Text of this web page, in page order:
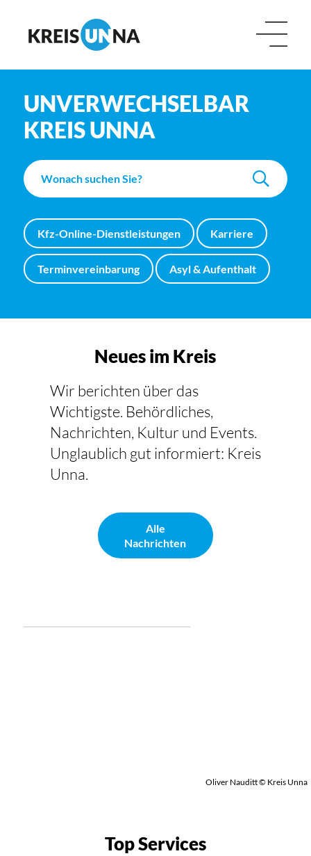
UNVERWECHSELBAR
KREIS UNNA
Kfz-Online-Dienstleistungen Karriere
Terminvereinbarung Asyl & Aufenthalt
Neues im Kreis
Wir berichten über das
Wichtigste. Behördliches,
Nachrichten, Kultur und Events.
Unglaublich gut informiert: Kreis
Unna.
Alle
Nachrichten
Oliver Nauditt © Kreis Unna
Top Services